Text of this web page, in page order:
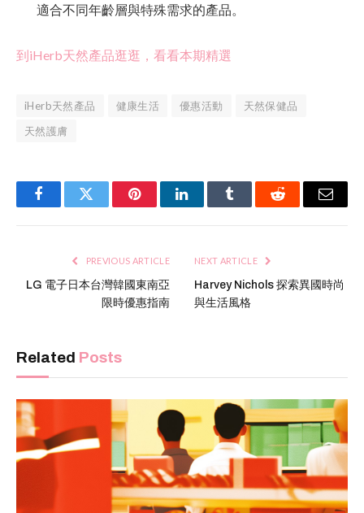
適合不同年齡層與特殊需求的產品。
到iHerb天然產品逛逛，看看本期精選
iHerb天然產品 健康生活 優惠活動
天然保健品
天然護膚
FacebookTwitter PinterestLinkedInTumblr Reddit Email
PREVIOUS ARTICLE
LG 電子日本台灣韓國東南亞
限時優惠指南
NEXT ARTICLE
Harvey Nichols 探索異國時尚
與生活風格
Related Posts